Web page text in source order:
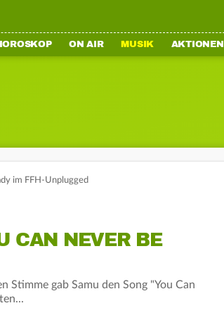
ON AIR MUSIK AKTIONEN
im FFH-Unplugged
CAN NEVER BE
Stimme gab Samu den Song "You Can